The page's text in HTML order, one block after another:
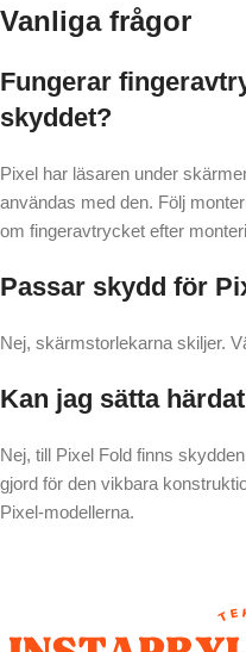
Vanliga frågor
Fungerar
skyddet?
Pixel har läsaren under
användas med den. Följ
om fingeravtrycket efter
Passar skydd för
Nej, skärmstorlekarna skiljer.
Kan jag sätta
Nej, till Pixel Fold finns
gjord för den vikbara
Pixel-modellerna.